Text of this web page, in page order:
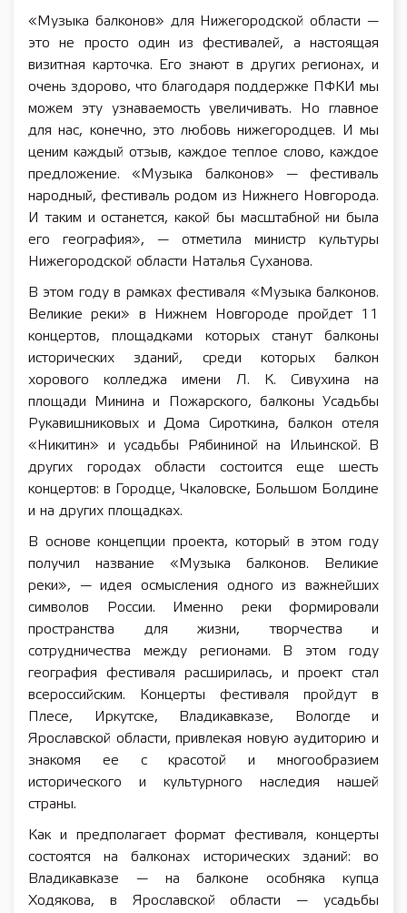
«Музыка балконов» для Нижегородской области —
это не просто один из фестивалей, а настоящая
визитная карточка. Его знают в других регионах, и
очень здорово, что благодаря поддержке ПФКИ мы
можем эту узнаваемость увеличивать. Но главное
для нас, конечно, это любовь нижегородцев. И мы
ценим каждый отзыв, каждое теплое слово, каждое
предложение. «Музыка балконов» — фестиваль
народный, фестиваль родом из Нижнего Новгорода.
И таким и останется, какой бы масштабной ни была
его география», — отметила министр культуры
Нижегородской области Наталья Суханова.
В этом году в рамках фестиваля «Музыка балконов.
Великие реки» в Нижнем Новгороде пройдет 11
концертов, площадками которых станут балконы
исторических зданий, среди которых балкон
хорового колледжа имени Л. К. Сивухина на
площади Минина и Пожарского, балконы Усадьбы
Рукавишниковых и Дома Сироткина, балкон отеля
«Никитин» и усадьбы Рябининой на Ильинской. В
других городах области состоится еще шесть
концертов: в Городце, Чкаловске, Большом Болдине
и на других площадках.
В основе концепции проекта, который в этом году
получил название «Музыка балконов. Великие
реки», — идея осмысления одного из важнейших
символов России. Именно реки формировали
пространства для жизни, творчества и
сотрудничества между регионами. В этом году
география фестиваля расширилась, и проект стал
всероссийским. Концерты фестиваля пройдут в
Плесе, Иркутске, Владикавказе, Вологде и
Ярославской области, привлекая новую аудиторию и
знакомя ее с красотой и многообразием
исторического и культурного наследия нашей
страны.
Как и предполагает формат фестиваля, концерты
состоятся на балконах исторических зданий: во
Владикавказе — на балконе особняка купца
Ходякова, в Ярославской области — усадьбы